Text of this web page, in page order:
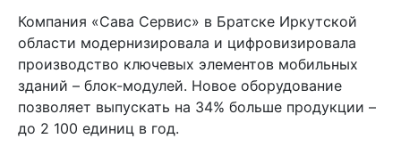
Компания «Сава Сервис» в Братске Иркутской
области модернизировала и цифровизировала
производство ключевых элементов мобильных
зданий – блок-модулей. Новое оборудование
позволяет выпускать на 34% больше продукции –
до 2 100 единиц в год.